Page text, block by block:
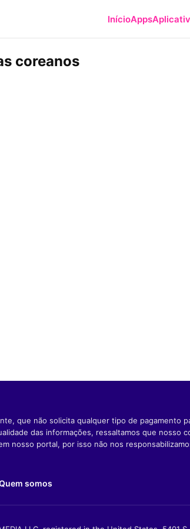
InícioApps
coreanos
que não solicita qualquer tipo de pagamento
das informações, ressaltamos que nosso
nosso portal, por isso não nos
somos